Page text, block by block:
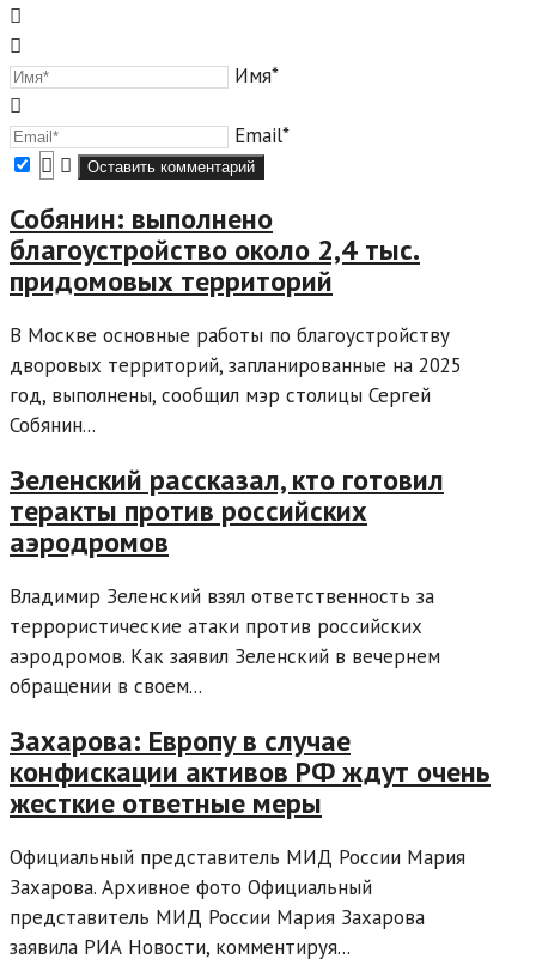
Имя*
Email*
Собянин: выполнено
благоустройство около 2,4 тыс.
придомовых территорий
В Москве основные работы по благоустройству
дворовых территорий, запланированные на 2025
год, выполнены, сообщил мэр столицы Сергей
Собянин...
Зеленский рассказал, кто готовил
теракты против российских
аэродромов
Владимир Зеленский взял ответственность за
террористические атаки против российских
аэродромов. Как заявил Зеленский в вечернем
обращении в своем...
Захарова: Европу в случае
конфискации активов РФ ждут очень
жесткие ответные меры
Официальный представитель МИД России Мария
Захарова. Архивное фото Официальный
представитель МИД России Мария Захарова
заявила РИА Новости, комментируя...